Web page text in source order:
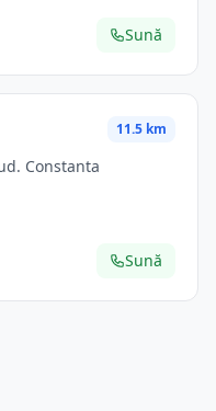
Sună
11.5 km
Constanta
Sună